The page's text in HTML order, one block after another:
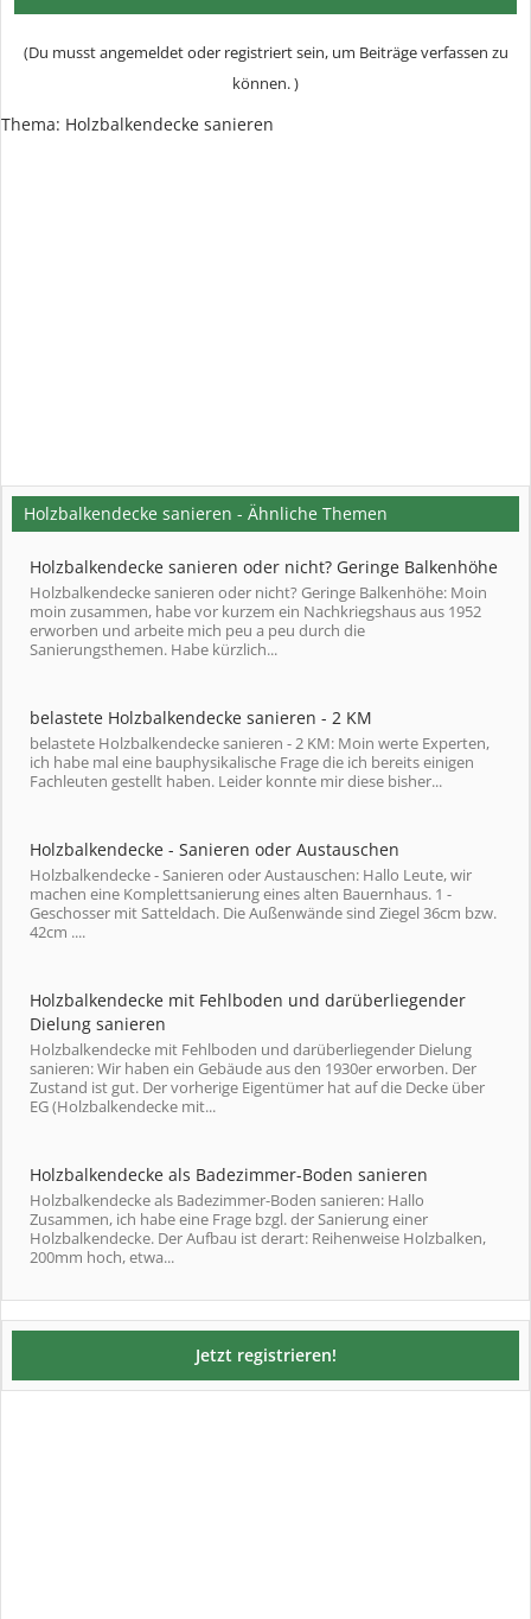
(Du musst angemeldet oder registriert sein, um Beiträge verfassen zu
können. )
Thema: Holzbalkendecke sanieren
Holzbalkendecke sanieren - Ähnliche Themen
Holzbalkendecke sanieren oder nicht? Geringe Balkenhöhe
Holzbalkendecke sanieren oder nicht? Geringe Balkenhöhe: Moin
moin zusammen, habe vor kurzem ein Nachkriegshaus aus 1952
erworben und arbeite mich peu a peu durch die
Sanierungsthemen. Habe kürzlich...
belastete Holzbalkendecke sanieren - 2 KM
belastete Holzbalkendecke sanieren - 2 KM: Moin werte Experten,
ich habe mal eine bauphysikalische Frage die ich bereits einigen
Fachleuten gestellt haben. Leider konnte mir diese bisher...
Holzbalkendecke - Sanieren oder Austauschen
Holzbalkendecke - Sanieren oder Austauschen: Hallo Leute, wir
machen eine Komplettsanierung eines alten Bauernhaus. 1 -
Geschosser mit Satteldach. Die Außenwände sind Ziegel 36cm bzw.
42cm ....
Holzbalkendecke mit Fehlboden und darüberliegender
Dielung sanieren
Holzbalkendecke mit Fehlboden und darüberliegender Dielung
sanieren: Wir haben ein Gebäude aus den 1930er erworben. Der
Zustand ist gut. Der vorherige Eigentümer hat auf die Decke über
EG (Holzbalkendecke mit...
Holzbalkendecke als Badezimmer-Boden sanieren
Holzbalkendecke als Badezimmer-Boden sanieren: Hallo
Zusammen, ich habe eine Frage bzgl. der Sanierung einer
Holzbalkendecke. Der Aufbau ist derart: Reihenweise Holzbalken,
200mm hoch, etwa...
Jetzt registrieren!